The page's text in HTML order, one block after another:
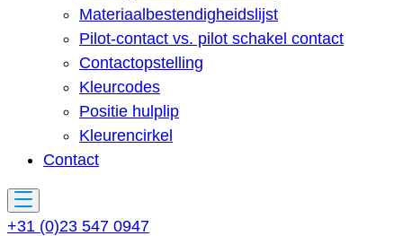
Materiaalbestendigheidslijst
Pilot-contact vs. pilot schakel contact
Contactopstelling
Kleurcodes
Positie hulplip
Kleurencirkel
Contact
+31 (0)23 547 0947